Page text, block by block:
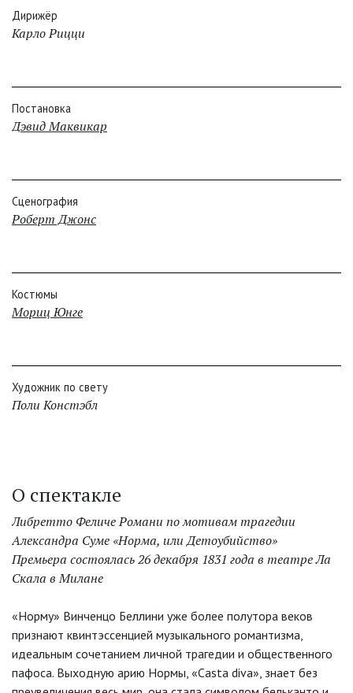
Дирижёр
Карло Рицци
Постановка
Дэвид Маквикар
Сценография
Роберт Джонс
Костюмы
Мориц Юнге
Художник по свету
Поли Констэбл
О спектакле
Либретто Феличе Романи по мотивам трагедии
Александра Суме «Норма, или Детоубийство»
Премьера состоялась 26 декабря 1831 года в театре Ла
Скала в Милане
«Норму» Винченцо Беллини уже более полутора веков
признают квинтэссенцией музыкального романтизма,
идеальным сочетанием личной трагедии и общественного
пафоса. Выходную арию Нормы, «Casta diva», знает без